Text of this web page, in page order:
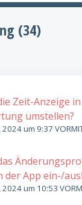
(34)
Zeit-Anzeige
umstellen?
um 9:37
der App ein-/
um 10:53